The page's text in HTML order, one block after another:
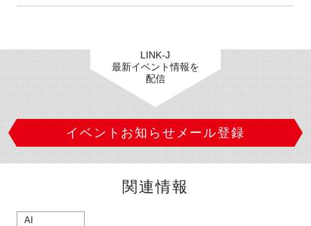
LINK-J
最新イベント情報を
配信
イベントお知らせメール登録
関連情報
AI